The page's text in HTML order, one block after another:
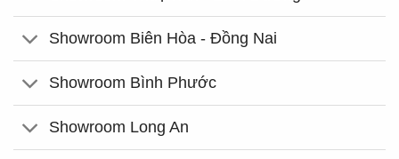
Showroom Biên Hòa - Đồng Nai
Showroom Bình Phước
Showroom Long An